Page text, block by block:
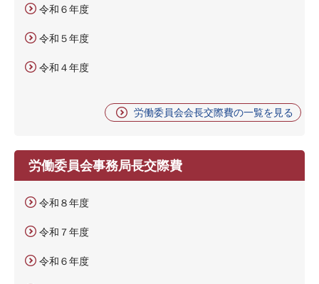
令和６年度
令和５年度
令和４年度
労働委員会会長交際費の一覧を見る
労働委員会事務局長交際費
令和８年度
令和７年度
令和６年度